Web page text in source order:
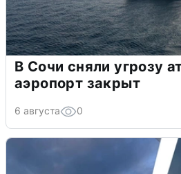
В Сочи сняли угрозу
аэропорт закрыт
6 августа 0